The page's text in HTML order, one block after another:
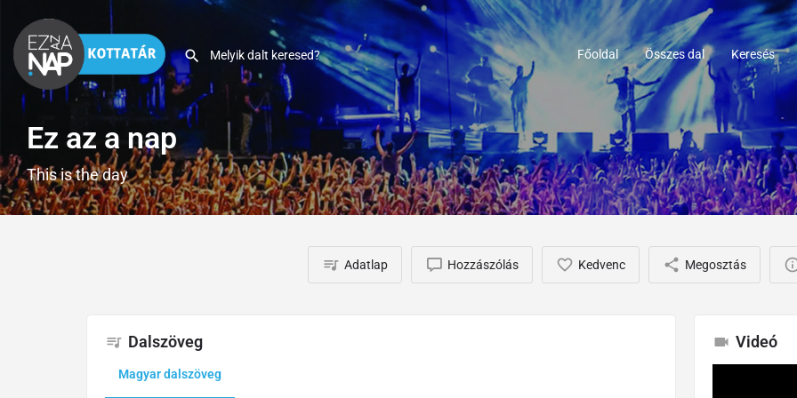
Főoldal Összes dal Keresés
Ez az a nap
This is the day
Adatlap Hozzászólás Kedvenc Megosztás
Dalszöveg
Magyar dalszöveg
Videó